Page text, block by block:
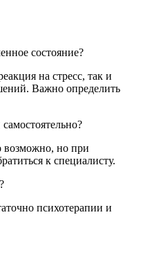
состояние?
на стресс, так и
Важно определить
но при
к специалисту.
психотерапии и